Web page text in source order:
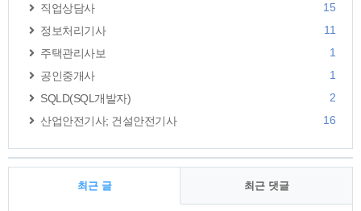
직업상담사
15
정보처리기사
11
주택관리사보
1
공인중개사
1
SQLD(SQL개발자)
2
산업안전기사; 건설안전기사
16
최근 글 최근 댓글